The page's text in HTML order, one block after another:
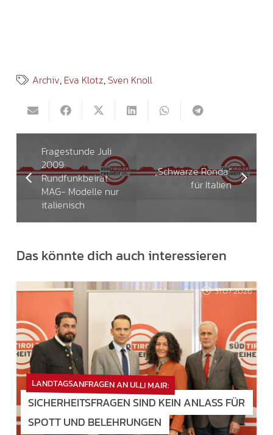
Archiv, Eva Klotz, Sven Knoll
Fragestunde Juli
2009:
Rundfunkbeirat:
MAG- Modelle nur
italienisch
„Schwarze Ronda“
für Italien
Das könnte dich auch interessieren
31.07.2026
LANDTAGSANFRAGEN AN ULLI MAIR:
SICHERHEITSFRAGEN SIND KEIN ANLASS FÜR
SPOTT UND BELEHRUNGEN